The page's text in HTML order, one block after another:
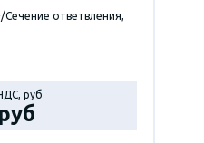
ответвления,
руб